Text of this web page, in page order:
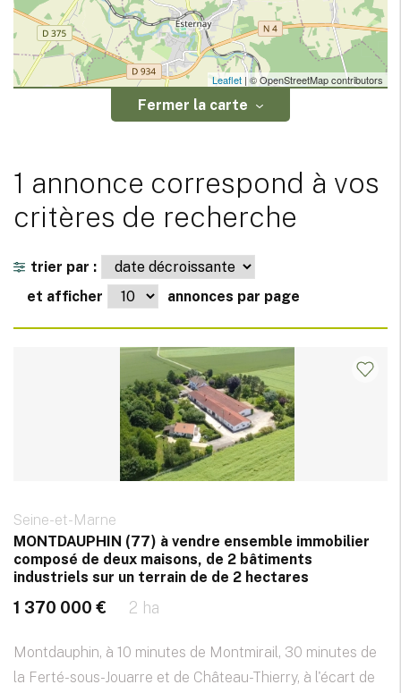
Leaflet | © OpenStreetMap contributors
Fermer la carte
1 annonce correspond à vos
critères de recherche
trier par :
et afficher
annonces par page
Seine-et-Marne
MONTDAUPHIN (77) à vendre ensemble immobilier
composé de deux maisons, de 2 bâtiments
industriels sur un terrain de de 2 hectares
1 370 000 € 2 ha
Montdauphin, à 10 minutes de Montmirail, 30 minutes de
la Ferté-sous-Jouarre et de Château-Thierry, à l'écart de